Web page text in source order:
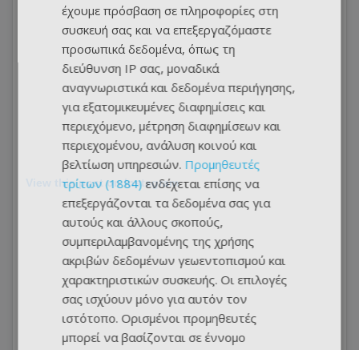
View this post on Instagram
έχουμε πρόσβαση σε πληροφορίες στη
συσκευή σας και να επεξεργαζόμαστε
προσωπικά δεδομένα, όπως τη
διεύθυνση IP σας, μοναδικά
αναγνωριστικά και δεδομένα περιήγησης,
για εξατομικευμένες διαφημίσεις και
περιεχόμενο, μέτρηση διαφημίσεων και
περιεχομένου, ανάλυση κοινού και
βελτίωση υπηρεσιών. Προμηθευτές
τρίτων (1884) ενδέχεται επίσης να
επεξεργάζονται τα δεδομένα σας για
αυτούς και άλλους σκοπούς,
συμπεριλαμβανομένης της χρήσης
ακριβών δεδομένων γεωεντοπισμού και
χαρακτηριστικών συσκευής. Οι επιλογές
σας ισχύουν μόνο για αυτόν τον
ιστότοπο. Ορισμένοι προμηθευτές
μπορεί να βασίζονται σε έννομο